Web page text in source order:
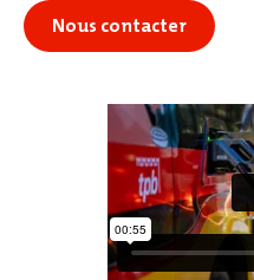
Nous contacter